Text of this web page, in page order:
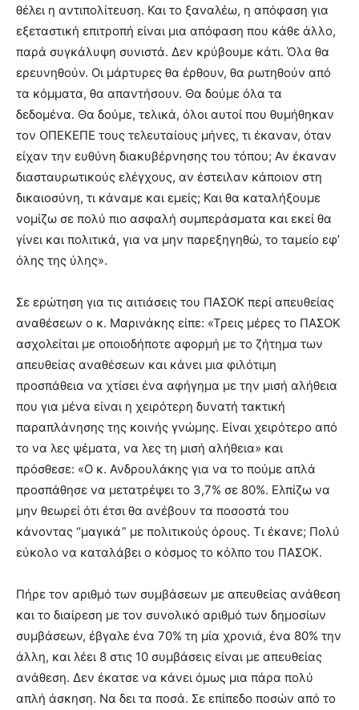
θέλει η αντιπολίτευση. Και το ξαναλέω, η απόφαση για
εξεταστική επιτροπή είναι μια απόφαση που κάθε άλλο,
παρά συγκάλυψη συνιστά. Δεν κρύβουμε κάτι. Όλα θα
ερευνηθούν. Οι μάρτυρες θα έρθουν, θα ρωτηθούν από
τα κόμματα, θα απαντήσουν. Θα δούμε όλα τα
δεδομένα. Θα δούμε, τελικά, όλοι αυτοί που θυμήθηκαν
τον ΟΠΕΚΕΠΕ τους τελευταίους μήνες, τι έκαναν, όταν
είχαν την ευθύνη διακυβέρνησης του τόπου; Αν έκαναν
διασταυρωτικούς ελέγχους, αν έστειλαν κάποιον στη
δικαιοσύνη, τι κάναμε και εμείς; Και θα καταλήξουμε
νομίζω σε πολύ πιο ασφαλή συμπεράσματα και εκεί θα
γίνει και πολιτικά, για να μην παρεξηγηθώ, το ταμείο εφ’
όλης της ύλης».
Σε ερώτηση για τις αιτιάσεις του ΠΑΣΟΚ περί απευθείας
αναθέσεων ο κ. Μαρινάκης είπε: «Τρεις μέρες το ΠΑΣΟΚ
ασχολείται με οποιοδήποτε αφορμή με το ζήτημα των
απευθείας αναθέσεων και κάνει μια φιλότιμη
προσπάθεια να χτίσει ένα αφήγημα με την μισή αλήθεια
που για μένα είναι η χειρότερη δυνατή τακτική
παραπλάνησης της κοινής γνώμης. Είναι χειρότερο από
το να λες ψέματα, να λες τη μισή αλήθεια» και
πρόσθεσε: «Ο κ. Ανδρουλάκης για να το πούμε απλά
προσπάθησε να μετατρέψει το 3,7% σε 80%. Ελπίζω να
μην θεωρεί ότι έτσι θα ανέβουν τα ποσοστά του
κάνοντας “μαγικά” με πολιτικούς όρους. Τι έκανε; Πολύ
εύκολο να καταλάβει ο κόσμος το κόλπο του ΠΑΣΟΚ.
Πήρε τον αριθμό των συμβάσεων με απευθείας ανάθεση
και το διαίρεση με τον συνολικό αριθμό των δημοσίων
συμβάσεων, έβγαλε ένα 70% τη μία χρονιά, ένα 80% την
άλλη, και λέει 8 στις 10 συμβάσεις είναι με απευθείας
ανάθεση. Δεν έκατσε να κάνει όμως μια πάρα πολύ
απλή άσκηση. Να δει τα ποσά. Σε επίπεδο ποσών από το